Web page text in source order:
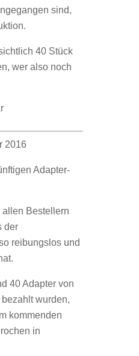
sind,
40 Stück
wer also noch
2016
Adapter-
allen Bestellern
der
reibungslos und
40 Adapter von
wurden,
kommenden
in